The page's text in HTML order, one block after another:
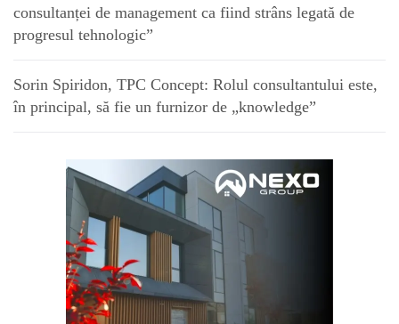
consultanței de management ca fiind strâns legată de
progresul tehnologic”
Sorin Spiridon, TPC Concept: Rolul consultantului este,
în principal, să fie un furnizor de „knowledge”